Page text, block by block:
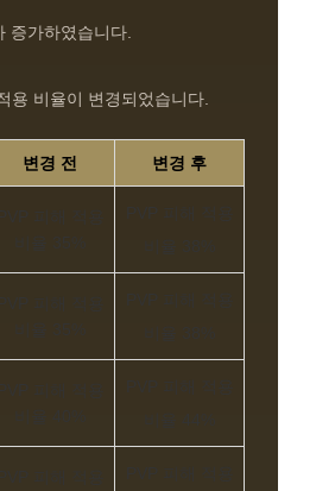
증가하였습니다.
용 비율이 변경되었습니다.
변경 전 변경 후